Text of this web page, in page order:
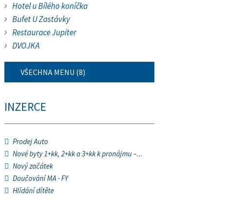
Hotel u Bílého koníčka
Bufet U Zastávky
Restaurace Jupiter
DVOJKA
VŠECHNA MENU (8)
INZERCE
Prodej Auto
Nové byty 1+kk, 2+kk a 3+kk k pronájmu –...
Nový začátek
Doučování MA - FY
Hlídání dítěte